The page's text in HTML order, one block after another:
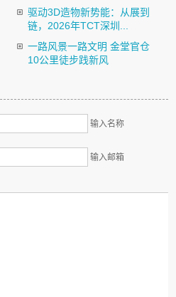
驱动3D造物新势能：从展到
链，2026年TCT深圳...
一路风景一路文明 金堂官仓
10公里徒步践新风
输入名称
输入邮箱